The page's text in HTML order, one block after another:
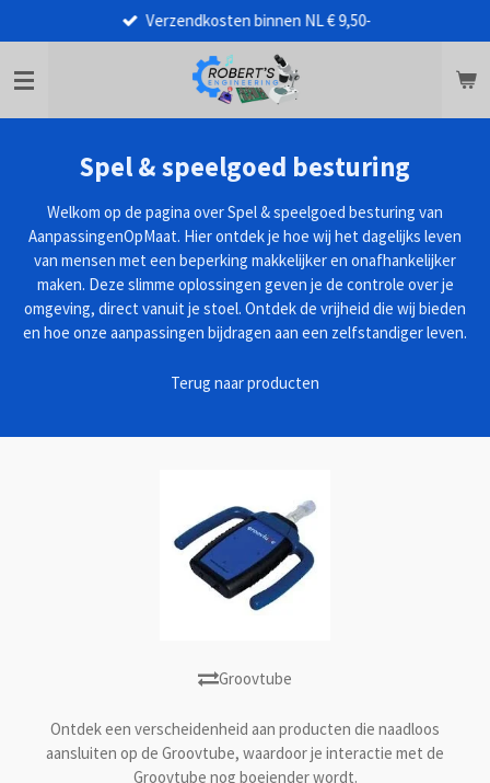
direct
naar
de
hoofdinhoud
Verzendkosten binnen NL € 9,50-
Spel & speelgoed besturing
Welkom op de pagina over Spel & speelgoed besturing van
AanpassingenOpMaat. Hier ontdek je hoe wij het dagelijks leven
van mensen met een beperking makkelijker en onafhankelijker
maken. Deze slimme oplossingen geven je de controle over je
omgeving, direct vanuit je stoel. Ontdek de vrijheid die wij bieden
en hoe onze aanpassingen bijdragen aan een zelfstandiger leven.
Terug naar producten
Groovtube
Ontdek een verscheidenheid aan producten die naadloos
aansluiten op de Groovtube, waardoor je interactie met de
Groovtube nog boeiender wordt.